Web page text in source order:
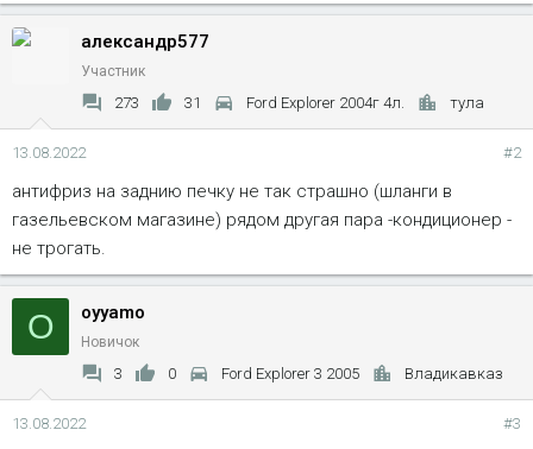
александр577
Участник
273 31 Ford Explorer 2004г 4л. тула
13.08.2022 #2
антифриз на заднию печку не так страшно (шланги в
газельевском магазине) рядом другая пара -кондиционер -
не трогать.
O oyyamo
Новичок
3 0 Ford Explorer 3 2005 Владикавказ
13.08.2022 #3